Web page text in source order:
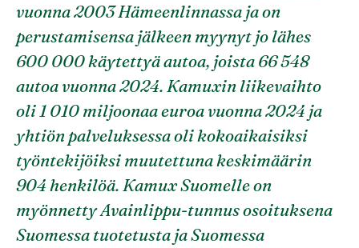
vuonna 2003 Hämeenlinnassa ja on
perustamisensa jälkeen myynyt jo lähes
600 000 käytettyä autoa, joista 66 548
autoa vuonna 2024. Kamuxin liikevaihto
oli 1 010 miljoonaa euroa vuonna 2024 ja
yhtiön palveluksessa oli kokoaikaisiksi
työntekijöiksi muutettuna keskimäärin
904 henkilöä. Kamux Suomelle on
myönnetty Avainlippu-tunnus osoituksena
Suomessa tuotetusta ja Suomessa